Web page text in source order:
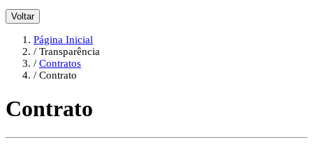
Voltar
Página Inicial
Transparência
Contratos
Contrato
Contrato